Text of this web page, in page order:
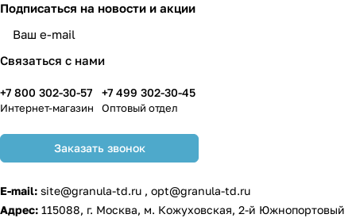
Подписаться на новости и акции
Связаться с нами
+7 800 302-30-57
Интернет-магазин
+7 499 302-30-45
Оптовый отдел
Заказать звонок
E-mail: site@granula-td.ru , opt@granula-td.ru
Адрес: 115088, г. Москва, м. Кожуховская, 2-й Южнопортовый